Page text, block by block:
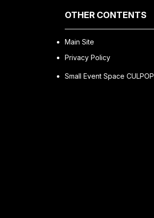
OTHER CONTENTS
Main Site
Privacy Policy
Small Event Space CULPOP